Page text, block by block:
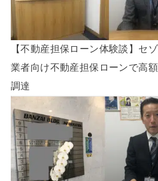
【不動産担保ローン体験談】セ
業者向け不動産担保ローンで高
調達